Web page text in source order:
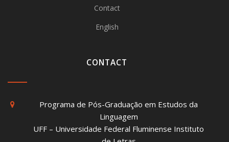
Contact
English
CONTACT
Programa de Pós-Graduação em Estudos da
Linguagem
UFF – Universidade Federal Fluminense Instituto